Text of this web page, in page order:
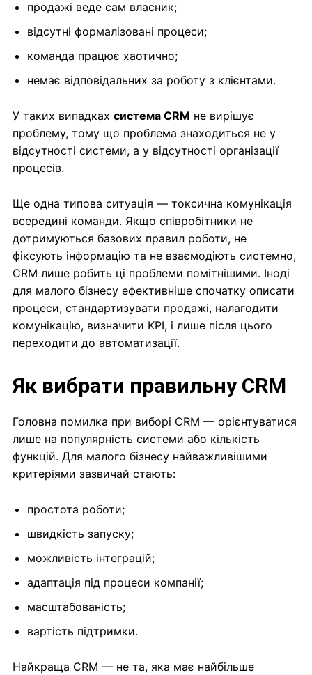
продажі веде сам власник;
відсутні формалізовані процеси;
команда працює хаотично;
немає відповідальних за роботу з клієнтами.
У таких випадках система CRM не вирішує
проблему, тому що проблема знаходиться не у
відсутності системи, а у відсутності організації
процесів.
Ще одна типова ситуація — токсична комунікація
всередині команди. Якщо співробітники не
дотримуються базових правил роботи, не
фіксують інформацію та не взаємодіють системно,
CRM лише робить ці проблеми помітнішими. Іноді
для малого бізнесу ефективніше спочатку описати
процеси, стандартизувати продажі, налагодити
комунікацію, визначити KPI, і лише після цього
переходити до автоматизації.
Як вибрати правильну CRM
Головна помилка при виборі CRM — орієнтуватися
лише на популярність системи або кількість
функцій. Для малого бізнесу найважливішими
критеріями зазвичай стають:
простота роботи;
швидкість запуску;
можливість інтеграцій;
адаптація під процеси компанії;
масштабованість;
вартість підтримки.
Найкраща CRM — не та, яка має найбільше